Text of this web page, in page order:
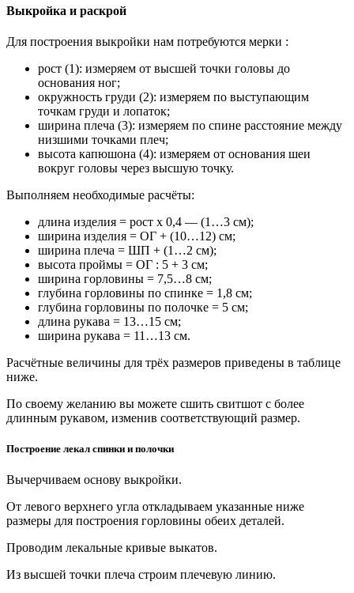
Выкройка и раскрой
Для построения выкройки нам потребуются мерки :
рост (1): измеряем от высшей точки головы до
основания ног;
окружность груди (2): измеряем по выступающим
точкам груди и лопаток;
ширина плеча (3): измеряем по спине расстояние между
низшими точками плеч;
высота капюшона (4): измеряем от основания шеи
вокруг головы через высшую точку.
Выполняем необходимые расчёты:
длина изделия = рост х 0,4 — (1…3 см);
ширина изделия = ОГ + (10…12) см;
ширина плеча = ШП + (1…2 см);
высота проймы = ОГ : 5 + 3 см;
ширина горловины = 7,5…8 см;
глубина горловины по спинке = 1,8 см;
глубина горловины по полочке = 5 см;
длина рукава = 13…15 см;
ширина рукава = 11…13 см.
Расчётные величины для трёх размеров приведены в таблице
ниже.
По своему желанию вы можете сшить свитшот с более
длинным рукавом, изменив соответствующий размер.
Построение лекал спинки и полочки
Вычерчиваем основу выкройки.
От левого верхнего угла откладываем указанные ниже
размеры для построения горловины обеих деталей.
Проводим лекальные кривые выкатов.
Из высшей точки плеча строим плечевую линию.